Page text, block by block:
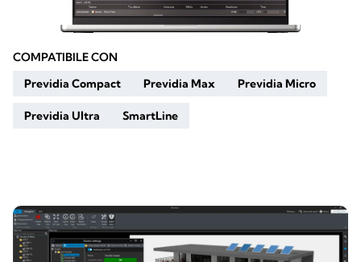
COMPATIBILE CON
Previdia Compact
Previdia Max Previdia Micro
Previdia Ultra SmartLine